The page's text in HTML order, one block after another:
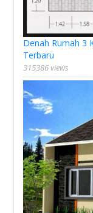
Denah Rumah 3
Terbaru
315386 views